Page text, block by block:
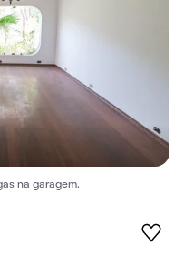
na garagem.